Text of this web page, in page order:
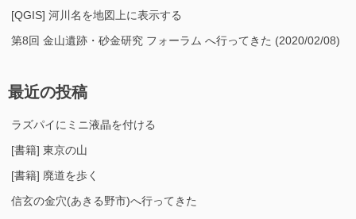
[QGIS] 河川名を地図上に表示する
第8回 金山遺跡・砂金研究 フォーラム へ行ってきた (2020/02/08)
最近の投稿
ラズパイにミニ液晶を付ける
[書籍] 東京の山
[書籍] 廃道を歩く
信玄の金穴(あきる野市)へ行ってきた